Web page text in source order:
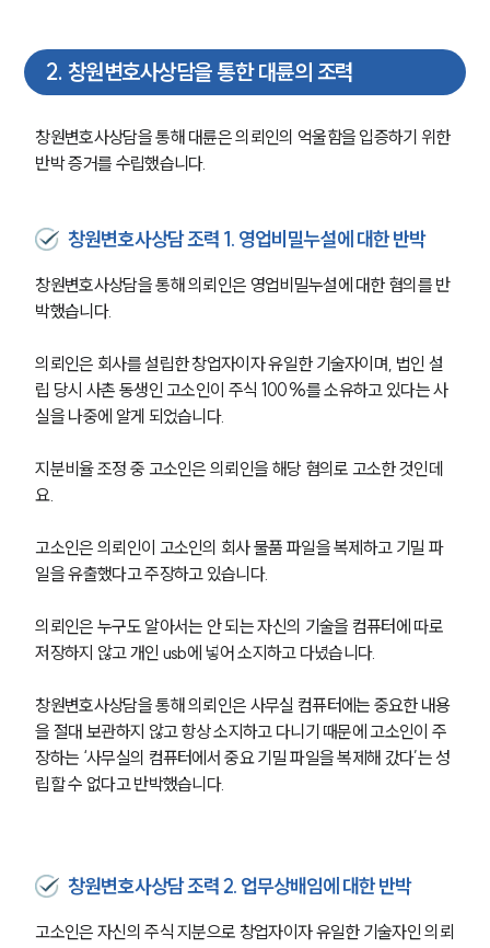
2. 창원변호사상담을 통한 대륜의 조력
창원변호사상담을 통해 대륜은 의뢰인의 억울함을 입증하기 위한
반박 증거를 수립했습니다.
창원변호사상담 조력 1. 영업비밀누설에 대한 반박
창원변호사상담을 통해 의뢰인은 영업비밀누설에 대한 혐의를 반
박했습니다.
의뢰인은 회사를 설립한 창업자이자 유일한 기술자이며, 법인 설
립 당시 사촌 동생인 고소인이 주식 100%를 소유하고 있다는 사
실을 나중에 알게 되었습니다.
지분비율 조정 중 고소인은 의뢰인을 해당 혐의로 고소한 것인데
요.
고소인은 의뢰인이 고소인의 회사 물품 파일을 복제하고 기밀 파
일을 유출했다고 주장하고 있습니다.
의뢰인은 누구도 알아서는 안 되는 자신의 기술을 컴퓨터에 따로
저장하지 않고 개인 usb에 넣어 소지하고 다녔습니다.
창원변호사상담을 통해 의뢰인은 사무실 컴퓨터에는 중요한 내용
을 절대 보관하지 않고 항상 소지하고 다니기 때문에 고소인이 주
장하는 ‘사무실의 컴퓨터에서 중요 기밀 파일을 복제해 갔다’는 성
립할 수 없다고 반박했습니다.
창원변호사상담 조력 2. 업무상배임에 대한 반박
고소인은 자신의 주식 지분으로 창업자이자 유일한 기술자인 의뢰